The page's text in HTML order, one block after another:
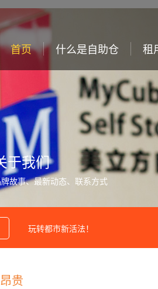
首页 什么是自助仓 租
于我们
故事、最新动态、联系方式
玩转都市新活法！
贵